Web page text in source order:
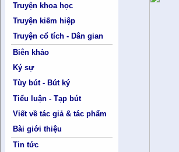
Truyện khoa học
Truyện kiếm hiệp
Truyện cổ tích - Dân gian
Biên khảo
Ký sự
Tùy bút - Bút ký
Tiểu luận - Tạp bút
Viết về tác giả & tác phẩm
Bài giới thiệu
Tin tức